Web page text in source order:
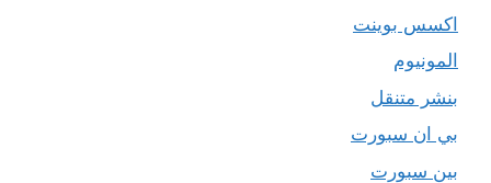
اكسس بوينت
المونيوم
بنشر متنقل
بي ان سبورت
بين سبورت